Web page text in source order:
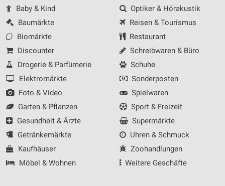
Baby & Kind
Baumärkte
Biomärkte
Discounter
Drogerie & Parfümerie
Elektromärkte
Foto & Video
Garten & Pflanzen
Gesundheit & Ärzte
Getränkemärkte
Kaufhäuser
Möbel & Wohnen
Optiker & Hörakustik
Reisen & Tourismus
Restaurant
Schreibwaren & Büro
Schuhe
Sonderposten
Spielwaren
Sport & Freizeit
Supermärkte
Uhren & Schmuck
Zoohandlungen
Weitere Geschäfte